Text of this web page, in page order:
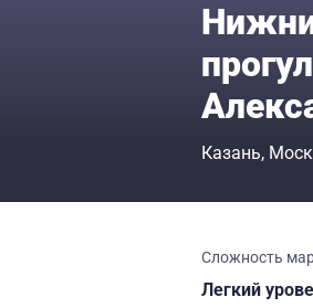
Казань
Сложность
Легкий